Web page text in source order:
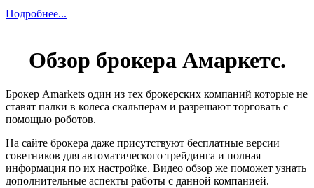
Подробнее...
Обзор брокера Амаркетс.
Брокер Amarkets один из тех брокерских компаний которые не
ставят палки в колеса скальперам и разрешают торговать с
помощью роботов.
На сайте брокера даже присутствуют бесплатные версии
советников для автоматического трейдинга и полная
информация по их настройке. Видео обзор же поможет узнать
дополнительные аспекты работы с данной компанией.